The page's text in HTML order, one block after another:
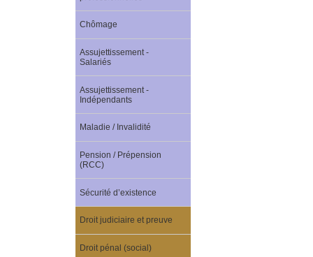
Chômage
Assujettissement -
Salariés
Assujettissement -
Indépendants
Maladie / Invalidité
Pension / Prépension
(RCC)
Sécurité d’existence
Droit judiciaire et preuve
Droit pénal (social)